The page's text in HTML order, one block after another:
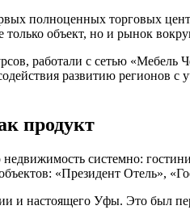
полноценных торговых
объект, но и рынок
работали с сетью
развитию регионов
продукт
системно:
«Президент Отель»,
и настоящего Уфы. Это был